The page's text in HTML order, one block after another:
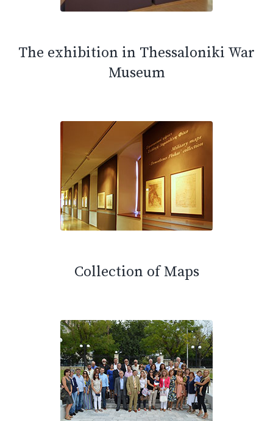
The exhibition in Thessaloniki War
Museum
Collection of Maps